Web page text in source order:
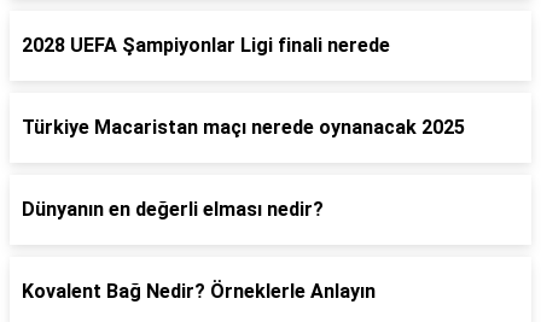
2028 UEFA Şampiyonlar Ligi finali nerede
Türkiye Macaristan maçı nerede oynanacak 2025
Dünyanın en değerli elması nedir?
Kovalent Bağ Nedir? Örneklerle Anlayın